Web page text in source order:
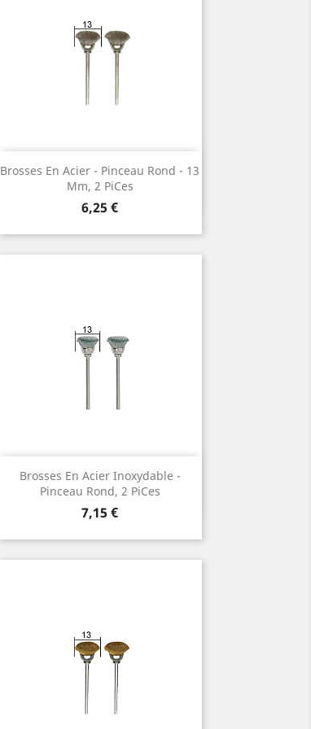
Brosses En Acier - Pinceau Rond ¯ 13
Mm, 2 Pices
Preis
6,25 €
Vorschau
Brosses En Acier Inoxydable -
Pinceau Rond, 2 Pices
Preis
7,15 €
 Vorschau